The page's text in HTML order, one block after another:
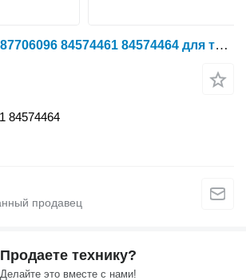
Кабина Case IH 87706096 84574461 84574464 для трактора колесного Case IH Puma CVX 185
84574464
Продаете технику?
Делайте это вместе с нами!